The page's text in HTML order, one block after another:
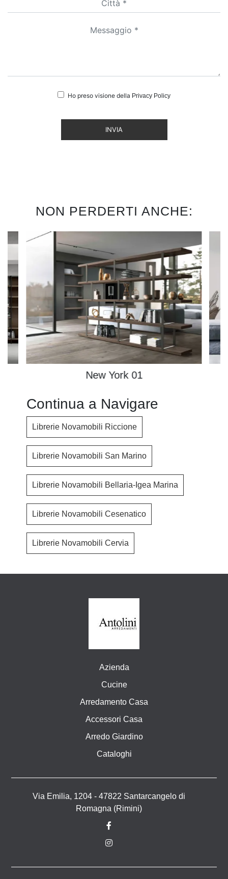
Ho preso visione della Privacy Policy
INVIA
NON PERDERTI ANCHE:
New York 01
Continua a Navigare
Librerie Novamobili Riccione
Librerie Novamobili San Marino
Librerie Novamobili Bellaria-Igea Marina
Librerie Novamobili Cesenatico
Librerie Novamobili Cervia
Azienda
Cucine
Arredamento Casa
Accessori Casa
Arredo Giardino
Cataloghi
Via Emilia, 1204 - 47822 Santarcangelo di
Romagna (Rimini)